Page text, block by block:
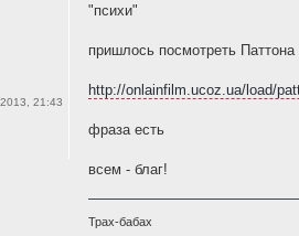
"психи"
пришлось посмотреть Паттона
http://onlainfilm.ucoz.ua/load/
фраза есть
всем - благ!
Трах-бабах
21:43